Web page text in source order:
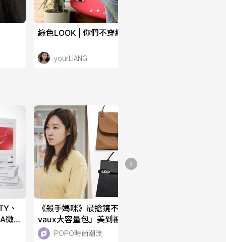
綠色LOOK | 你們不穿綠色我真的會傷心！
yourLIANG
、
微
《殺手媽咪》最搶鏡不是槍？孔曉振劇中「Del
vaux大容量包」美到被狂搜、私下也是品牌鐵
粉！ POPO時尚潮流